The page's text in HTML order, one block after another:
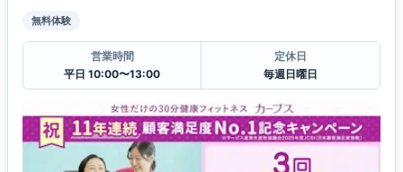
無料体験
営業時間
平日 10:00〜13:00
定休日
毎週日曜日